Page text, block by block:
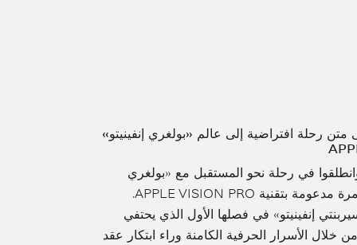
متن رحلة افتراضية إلى عالم «بولغري إنفينيتو»
في رحلة نحو المستقبل مع «بولغري
إنفينيتو»، في تجربة غامرة مدعومة بتقنية APPLE VISION PRO.
إنفينيتو» في فصلها الأول الذي يحتفي
خلال الأسرار الحرفية الكامنة وراء ابتكار عقد